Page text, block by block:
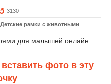
3130
Детские рамки с животными
для малышей онлайн
фото в эту